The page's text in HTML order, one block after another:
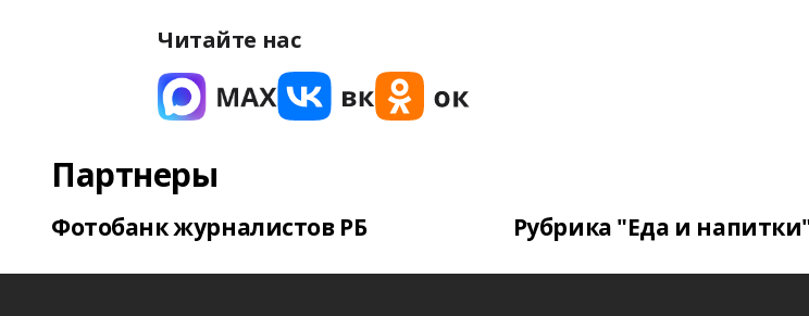
Читайте нас
Партнеры
Фотобанк журналистов РБ Рубрика "Еда и